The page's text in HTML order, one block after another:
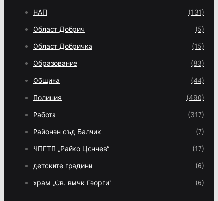
НАП (131)
Област Добрич (5)
Област Добричка (15)
Образование (83)
Община (44)
Полиция (490)
Работа (317)
Районен съд Балчик (7)
ЧПГТП „Райко Цончев“ (17)
детските градини (6)
храм „Св. вмчк Георги“ (6)